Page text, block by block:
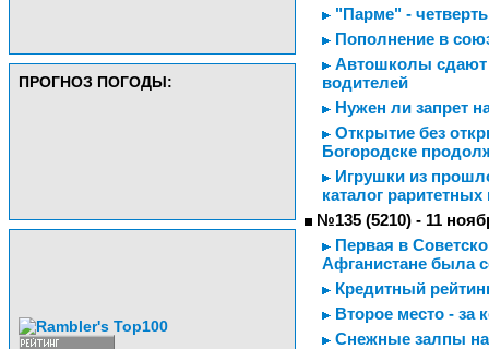
ПРОГНОЗ ПОГОДЫ:
"Парме" -
Пополнение в
Автошколы сдают
водителей
Нужен ли запрет
Открытие без
Богородске
Игрушки из
каталог раритетных
№135 (5210) - 11
Первая в
Афганистане была
Кредитный
Второе место - за
Снежные залпы на